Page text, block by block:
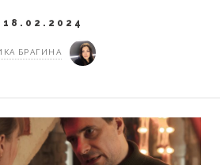
18.02.2024
БРАГИНА